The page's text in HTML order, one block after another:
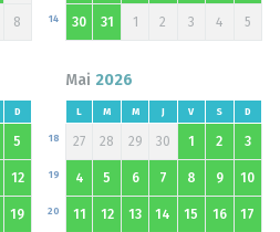
8 30
14 31 1 2 3 4 5
D
5
12
19
Mai 2026
L M M J V S D
27
18 28 29 30 1 2 3
4
19 5 6 7 8 9 10
11
20 12 13 14 15 16 17